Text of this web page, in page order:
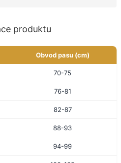
produktu
Obvod pasu (cm)
70-75
76-81
82-87
88-93
94-99